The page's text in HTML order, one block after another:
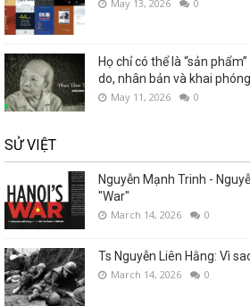
May 13, 2026 0
Họ chỉ có thể là “sản
do, nhân bản và khai phóng
May 11, 2026 0
SỬ VIỆT
Nguyễn Mạnh Trinh -
"War"
March 14, 2026 0
Ts Nguyễn Liên Hằng: Vì
March 14, 2026 0